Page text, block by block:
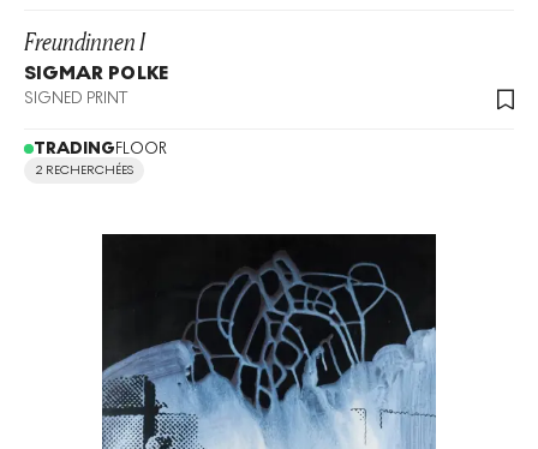
Freundinnen I
SIGMAR POLKE
SIGNED PRINT
TRADINGFLOOR
2 RECHERCHÉES